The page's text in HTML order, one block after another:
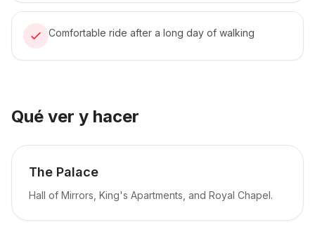
Comfortable ride after a long day of walking
Qué ver y hacer
The Palace
Hall of Mirrors, King's Apartments, and Royal Chapel.